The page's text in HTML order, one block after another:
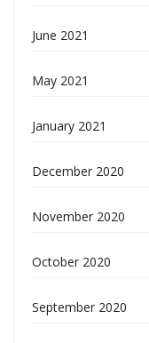
June 2021
May 2021
January 2021
December 2020
November 2020
October 2020
September 2020